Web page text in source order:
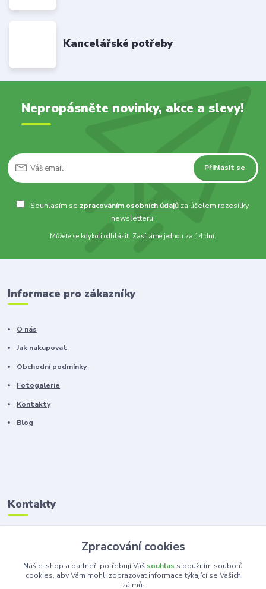
Kancelářské potřeby
Nepropásněte novinky, akce a slevy!
Přihlásit se
Souhlasím se zpracováním osobních údajů za účelem rozesílky
newsletteru.
Můžete se kdykoli odhlásit. Zasíláme jednou za 14 dní.
Informace pro zákazníky
O nás
Jak nakupovat
Obchodní podmínky
Fotogalerie
Kontakty
Blog
Kontakty
Zákaznická podpora
+420 603 100 966
(Po-Pá, 8-16 hod.)
Zpracování cookies
Náš e-shop a partneři potřebují Váš souhlas s použitím souborů
cookies, aby Vám mohli zobrazovat informace týkající se Vašich
zájmů.